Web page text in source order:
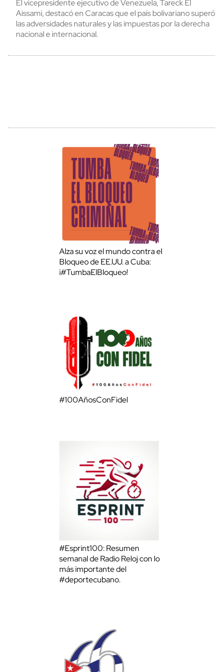
El vicepresidente ejecutivo de Venezuela, Tareck El
Aissami, destacó en Caracas que el país bolivariano superó
las adversidades naturales y las impuestas por la derecha
nacional e internacional.
Alza su voz el mundo contra el
Bloqueo de EE.UU. a Cuba:
¡#TumbaElBloqueo!
#100AñosConFidel
#Esprint100: Resumen
semanal de Radio Reloj con lo
más importante del
#deportecubano.